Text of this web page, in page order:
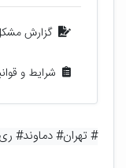
گزارش
شرایط و
# تهران# دماوند# ری